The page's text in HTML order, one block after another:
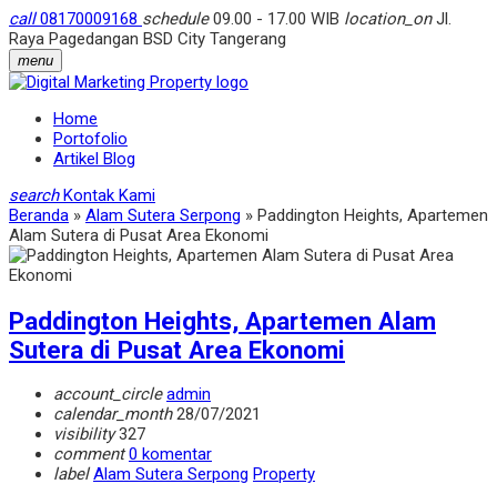
call08170009168 schedule09.00 - 17.00 WIB location_onJl.
Raya Pagedangan BSD City Tangerang
menu
Home
Portofolio
Artikel Blog
search Kontak Kami
Beranda » Alam Sutera Serpong » Paddington Heights, Apartemen
Alam Sutera di Pusat Area Ekonomi
Paddington Heights, Apartemen Alam
Sutera di Pusat Area Ekonomi
account_circle admin
calendar_month28/07/2021
visibility327
comment 0 komentar
label Alam Sutera Serpong Property